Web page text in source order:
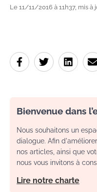
Le 11/11/2016 à 11h37, mis
Bienvenue dans
Nous souhaitons un
dialogue. Afin
nos articles, ainsi que
nous vous invitons à
Lire notre charte